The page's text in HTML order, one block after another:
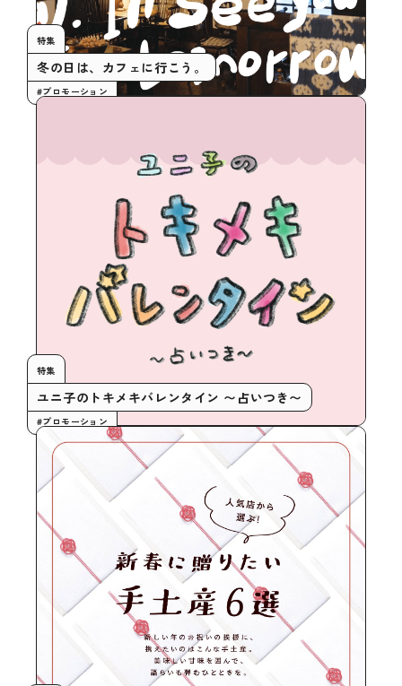
特集
冬の日は、カフェに行こう。
#プロモーション
特集
ユニ子のトキメキバレンタイン 〜占いつき〜
#プロモーション